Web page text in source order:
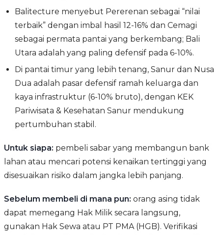
Balitecture menyebut Pererenan sebagai “nilai
terbaik” dengan imbal hasil 12-16% dan Cemagi
sebagai permata pantai yang berkembang; Bali
Utara adalah yang paling defensif pada 6-10%.
Di pantai timur yang lebih tenang, Sanur dan Nusa
Dua adalah pasar defensif ramah keluarga dan
kaya infrastruktur (6-10% bruto), dengan KEK
Pariwisata & Kesehatan Sanur mendukung
pertumbuhan stabil.
Untuk siapa: pembeli sabar yang membangun bank
lahan atau mencari potensi kenaikan tertinggi yang
disesuaikan risiko dalam jangka lebih panjang.
Sebelum membeli di mana pun: orang asing tidak
dapat memegang Hak Milik secara langsung,
gunakan Hak Sewa atau PT PMA (HGB). Verifikasi